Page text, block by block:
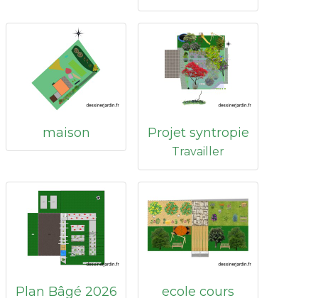
maison Projet syntropie
Travailler
Plan Bâgé 2026 ecole cours